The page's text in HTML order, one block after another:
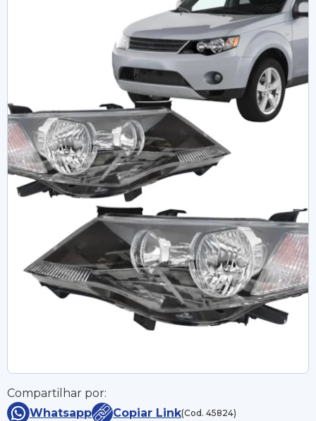
Compartilhar por:
Whatsapp
Copiar Link(Cod. 45824)